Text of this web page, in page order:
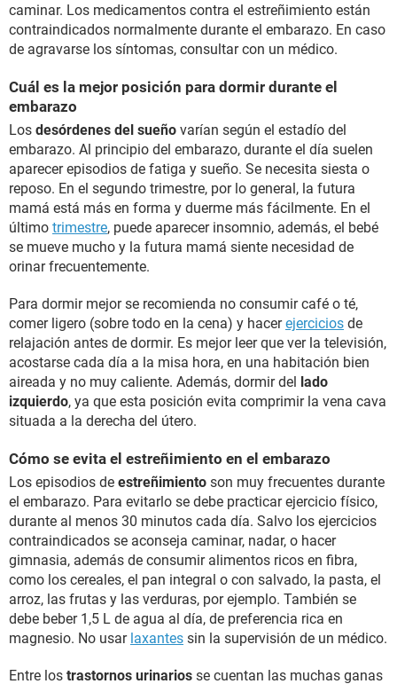
caminar. Los medicamentos contra el estreñimiento están
contraindicados normalmente durante el embarazo. En caso
de agravarse los síntomas, consultar con un médico.
Cuál es la mejor posición para dormir durante el
embarazo
Los desórdenes del sueño varían según el estadío del
embarazo. Al principio del embarazo, durante el día suelen
aparecer episodios de fatiga y sueño. Se necesita siesta o
reposo. En el segundo trimestre, por lo general, la futura
mamá está más en forma y duerme más fácilmente. En el
último trimestre, puede aparecer insomnio, además, el bebé
se mueve mucho y la futura mamá siente necesidad de
orinar frecuentemente.
Para dormir mejor se recomienda no consumir café o té,
comer ligero (sobre todo en la cena) y hacerejercicios de
relajación antes de dormir. Es mejor leer que ver la televisión,
acostarse cada día a la misa hora, en una habitación bien
aireada y no muy caliente. Además, dormir del lado
izquierdo, ya que esta posición evita comprimir la vena cava
situada a la derecha del útero.
Cómo se evita el estreñimiento en el embarazo
Los episodios de estreñimiento son muy frecuentes durante
el embarazo. Para evitarlo se debe practicar ejercicio físico,
durante al menos 30 minutos cada día. Salvo los ejercicios
contraindicados se aconseja caminar, nadar, o hacer
gimnasia, además de consumir alimentos ricos en fibra,
como los cereales, el pan integral o con salvado, la pasta, el
arroz, las frutas y las verduras, por ejemplo. También se
debe beber 1,5 L de agua al día, de preferencia rica en
magnesio. No usar laxantes sin la supervisión de un médico.
Entre los trastornos urinarios se cuentan las muchas ganas